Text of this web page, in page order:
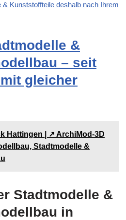
Kunststoffteile deshalb nach Ihrem
&
– seit
gleicher
Hattingen | ↗️ ArchiMod-3D
Stadtmodelle &
Stadtmodelle &
in